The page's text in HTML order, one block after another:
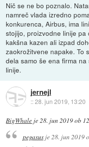
Nič se ne bo poznalo.
namreč vlada izredno
konkurenca, Airbus, ima
stojijo, proizvodne linije
kakšna kazen ali izpad
zaokrožitvene napake. To
dela samo še ena firma
linije.
jernejl
::28. jun 2019, 13:20
BigWhale je28. jun 2019 ob
pegasusje28. jun 2019